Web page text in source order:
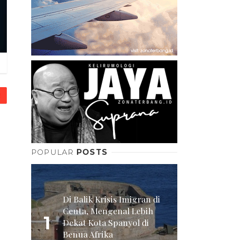
POPULAR POSTS
1
Di Balik Krisis Imigran di
Ceuta, Mengenal Lebih
Dekat Kota Spanyol di
Benua Afrika